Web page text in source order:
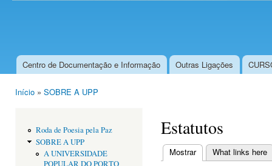
Menu principal
Centro de Documentação e Informação Outras Ligações
Início » SOBRE A UPP
Roda de Poesia pela Paz
SOBRE A UPP
A UNIVERSIDADE
Estatutos
Mostrar(separador ativo)
What links here